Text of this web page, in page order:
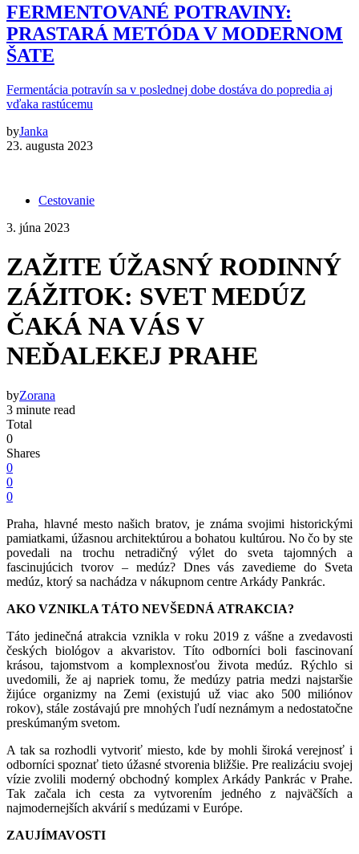
FERMENTOVANÉ POTRAVINY:
PRASTARÁ METÓDA V MODERNOM
ŠATE
Fermentácia potravín sa v poslednej dobe dostáva do popredia aj
vďaka rastúcemu
byJanka
23. augusta 2023
Cestovanie
3. júna 2023
ZAŽITE ÚŽASNÝ RODINNÝ
ZÁŽITOK: SVET MEDÚZ
ČAKÁ NA VÁS V
NEĎALEKEJ PRAHE
byZorana
3 minute read
Total
0
Shares
0
0
0
Praha, hlavné mesto našich bratov, je známa svojimi historickými
pamiatkami, úžasnou architektúrou a bohatou kultúrou. No čo by ste
povedali na trochu netradičný výlet do sveta tajomných a
fascinujúcich tvorov – medúz? Dnes vás zavedieme do Sveta
medúz, ktorý sa nachádza v nákupnom centre Arkády Pankrác.
AKO VZNIKLA TÁTO NEVŠEDNÁ ATRAKCIA?
Táto jedinečná atrakcia vznikla v roku 2019 z vášne a zvedavosti
českých biológov a akvaristov. Títo odborníci boli fascinovaní
krásou, tajomstvom a komplexnosťou života medúz. Rýchlo si
uvedomili, že aj napriek tomu, že medúzy patria medzi najstaršie
žijúce organizmy na Zemi (existujú už viac ako 500 miliónov
rokov), stále zostávajú pre mnohých ľudí neznámym a nedostatočne
preskúmaným svetom.
A tak sa rozhodli vytvoriť miesto, kde by mohli široká verejnosť i
odborníci spoznať tieto úžasné stvorenia bližšie. Pre realizáciu svojej
vízie zvolili moderný obchodný komplex Arkády Pankrác v Prahe.
Tak začala ich cesta za vytvorením jedného z najväčších a
najmodernejších akvárií s medúzami v Európe.
ZAUJÍMAVOSTI